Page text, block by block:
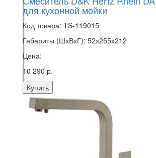
для кухонной мойки
Код товара: TS-119015
Габариты (ШхВхГ): 52х255х212
Цена:
10 290 р.
Купить